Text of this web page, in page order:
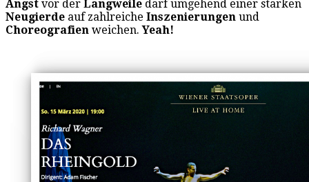
Angst vor der Langweile darf umgehend einer starken
Neugierde auf zahlreiche Inszenierungen und
Choreografien weichen.Yeah!